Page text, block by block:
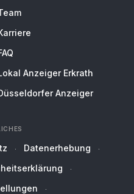
Anzeiger Erkrath
Anzeiger
Datenerhebung